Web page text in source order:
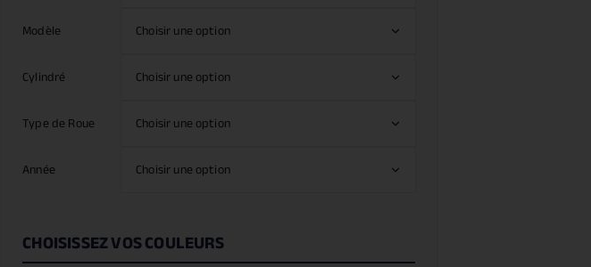
Modèle
Cylindré
Type de Roue
Année
CHOISISSEZ VOS COULEURS